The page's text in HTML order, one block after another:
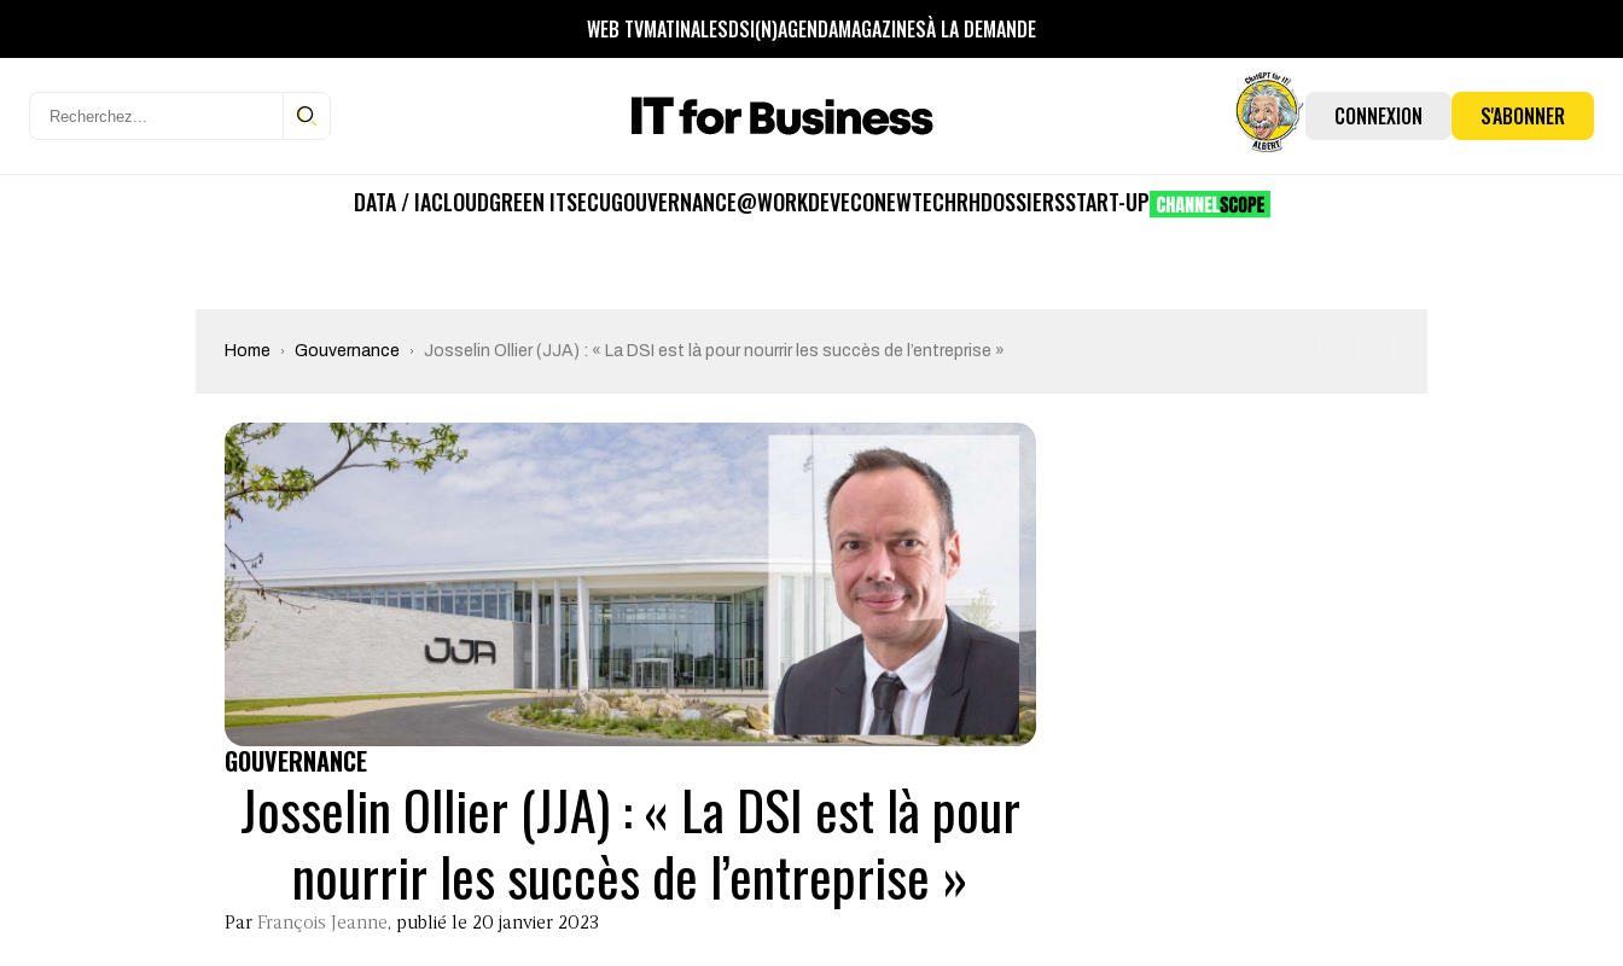
WEB TVMATINALESDSI(N)AGENDAMAGAZINESÀ LA DEMANDE
CONNEXION S'ABONNER
DATA / IACLOUDGREEN ITSECUGOUVERNANCE@WORKDEVECONEWTECHRHDOSSIERSSTART-UP
Home Gouvernance Josselin Ollier (JJA) : « La DSI est là pour nourrir les succès de l’entreprise »
GOUVERNANCE
Josselin Ollier (JJA) : « La DSI est là pour
nourrir les succès de l’entreprise »
Par François Jeanne, publié le 20 janvier 2023